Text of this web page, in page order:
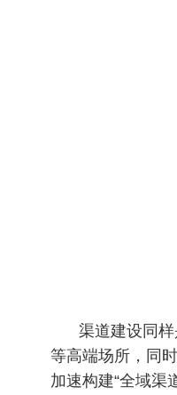
渠道建设同
等高端场所，同
加速构建“全域渠